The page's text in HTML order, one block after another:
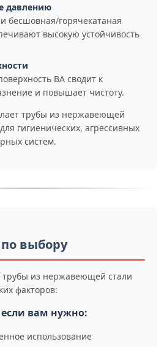
давлению
бесшовная/горячекатаная
высокую устойчивость
BA сводит к
и повышает чистоту.
трубы из нержавеющей
гигиенических, агрессивных
систем.
выбору
из нержавеющей стали
факторов:
вам нужно:
использование